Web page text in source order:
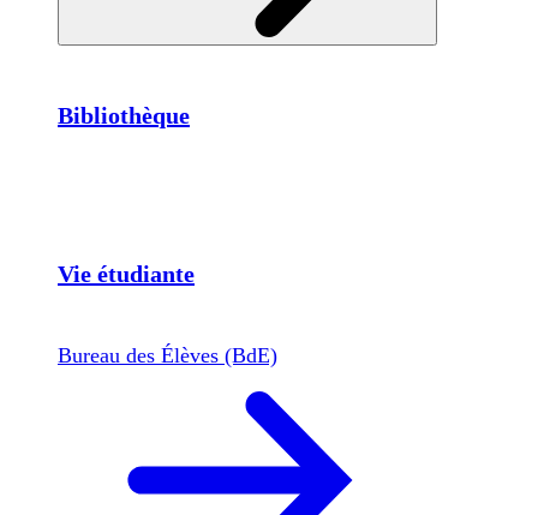
Bibliothèque
Vie étudiante
Bureau des Élèves (BdE)